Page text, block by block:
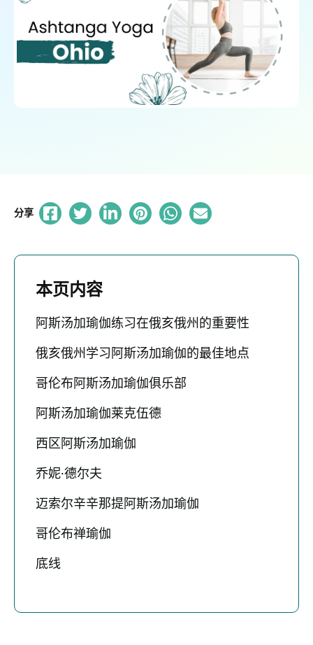
分享
本页内容
阿斯汤加瑜伽练习在俄亥俄州的重要性
俄亥俄州学习阿斯汤加瑜伽的最佳地点
哥伦布阿斯汤加瑜伽俱乐部
阿斯汤加瑜伽莱克伍德
西区阿斯汤加瑜伽
乔妮·德尔夫
迈索尔辛辛那提阿斯汤加瑜伽
哥伦布禅瑜伽
底线